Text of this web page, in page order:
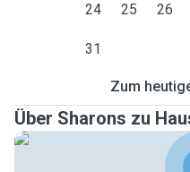
24 25 26
31
Zum
Über Sharons zu